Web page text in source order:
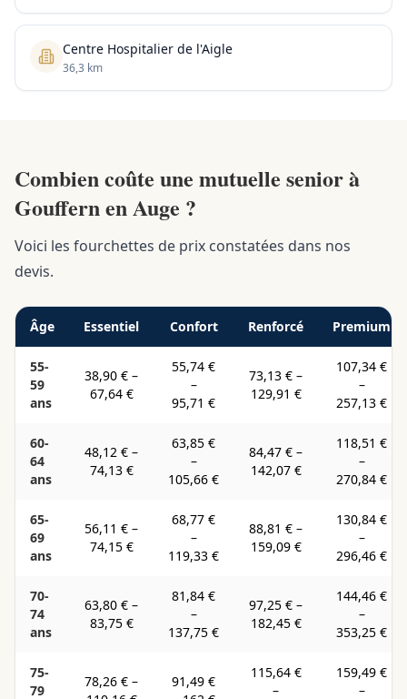
Centre Hospitalier de l'Aigle
36,3 km
Combien coûte une mutuelle senior à
Gouffern en Auge ?
Voici les fourchettes de prix constatées dans nos
devis.
Âge Essentiel Confort Renforcé Premium
55-
59
ans
38,90 € –
67,64 €
55,74 €
–
95,71 €
73,13 € –
129,91 €
107,34 €
–
257,13 €
60-
64
ans
48,12 € –
74,13 €
63,85 €
–
105,66 €
84,47 € –
142,07 €
118,51 €
–
270,84 €
65-
69
ans
56,11 € –
74,15 €
68,77 €
–
119,33 €
88,81 € –
159,09 €
130,84 €
–
296,46 €
70-
74
ans
63,80 € –
83,75 €
81,84 €
–
137,75 €
97,25 € –
182,45 €
144,46 €
–
353,25 €
75-
79
78,26 € –
91,49 €
115,64 €
–
159,49 €
–